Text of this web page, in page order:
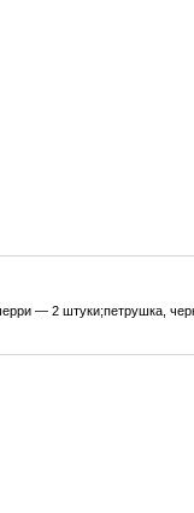
— 2 штуки;петрушка,